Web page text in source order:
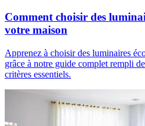
Comment choisir des
votre maison
Apprenez à choisir des luminaires
grâce à notre guide complet rempli
critères essentiels.